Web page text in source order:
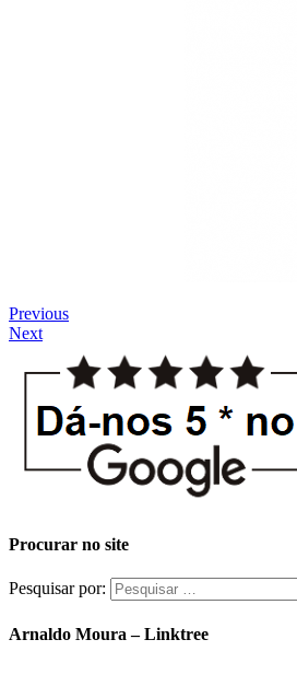
Previous
Next
Procurar no site
Pesquisar por:
Arnaldo Moura – Linktree